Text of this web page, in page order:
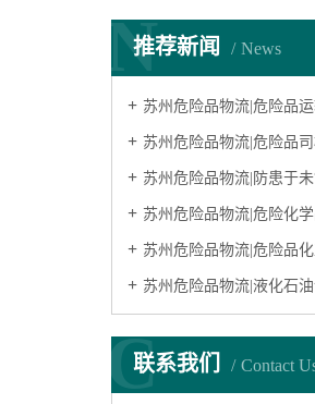
推荐新闻 News
N
苏州危险品物流|危险品运输服务的
苏州危险品物流|危险品司机如
苏州危险品物流|防患于未“燃”
苏州危险品物流|危险化学品事故现场各
苏州危险品物流|危险品化工
苏州危险品物流|液化石
联系我们 Contact
C